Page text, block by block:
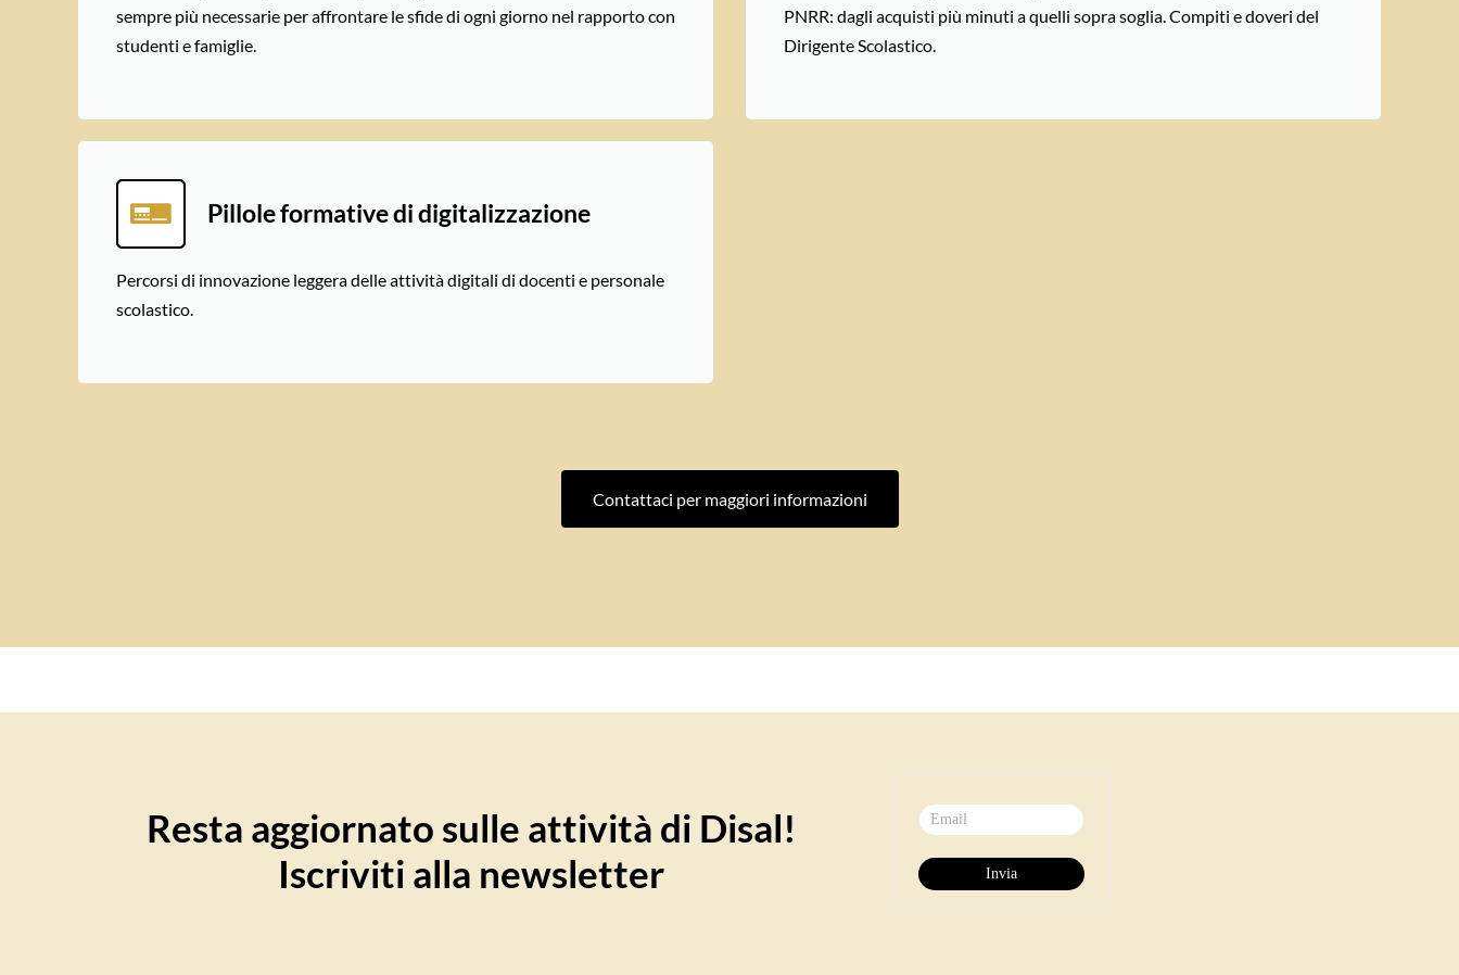
sempre più necessarie per affrontare le sfide di ogni giorno nel rapporto con
studenti e famiglie.
PNRR: dagli acquisti più minuti a quelli sopra soglia. Compiti e doveri del
Dirigente Scolastico.
Pillole formative di digitalizzazione
Percorsi di innovazione leggera delle attività digitali di docenti e personale
scolastico.
Contattaci per maggiori informazioni
Resta aggiornato sulle attività di Disal!
Iscriviti alla newsletter